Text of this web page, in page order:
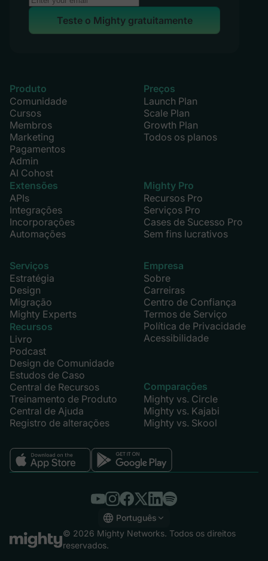
Teste o Mighty gratuitamente
Produto
Comunidade
Cursos
Membros
Marketing
Pagamentos
Admin
AI Cohost
Extensões
APIs
Integrações
Incorporações
Automações
Preços
Launch Plan
Scale Plan
Growth Plan
Todos os planos
Mighty Pro
Recursos Pro
Serviços Pro
Cases de Sucesso Pro
Sem fins lucrativos
Serviços
Estratégia
Design
Migração
Mighty Experts
Recursos
Livro
Podcast
Design de Comunidade
Estudos de Caso
Central de Recursos
Treinamento de Produto
Central de Ajuda
Registro de alterações
Empresa
Sobre
Carreiras
Centro de Confiança
Termos de Serviço
Política de Privacidade
Acessibilidade
Comparações
Mighty vs. Circle
Mighty vs. Kajabi
Mighty vs. Skool
Português
English
Español
© 2026 Mighty Networks. Todos os direitos
reservados.